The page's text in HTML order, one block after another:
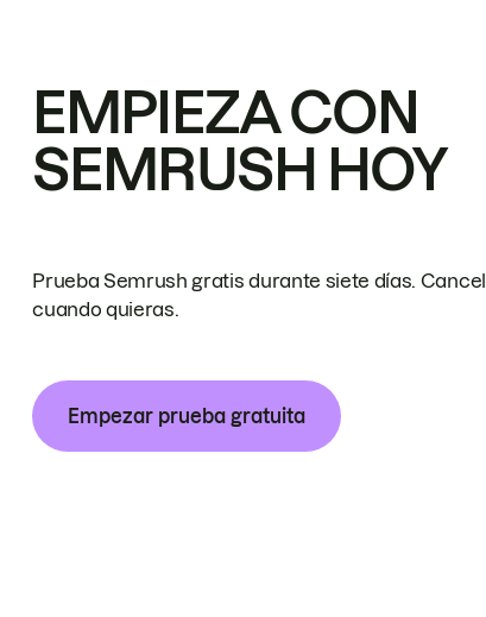
EMPIEZA CON
SEMRUSH HOY
Prueba Semrush gratis durante siete días.
cuando quieras.
Empezar prueba gratuita